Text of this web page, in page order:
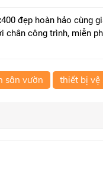
đẹp hoàn hảo cùng
công trình, miễn
sân vườn thiết bị vệ